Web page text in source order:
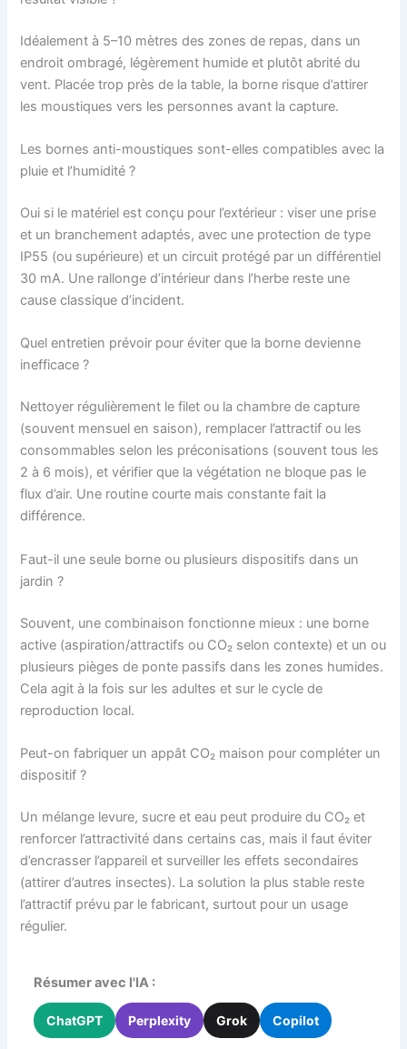
Idéalement à 5–10 mètres des zones de repas, dans un
endroit ombragé, légèrement humide et plutôt abrité du
vent. Placée trop près de la table, la borne risque d’attirer
les moustiques vers les personnes avant la capture.
Les bornes anti-moustiques sont-elles compatibles avec la
pluie et l’humidité ?
Oui si le matériel est conçu pour l’extérieur : viser une prise
et un branchement adaptés, avec une protection de type
IP55 (ou supérieure) et un circuit protégé par un différentiel
30 mA. Une rallonge d’intérieur dans l’herbe reste une
cause classique d’incident.
Quel entretien prévoir pour éviter que la borne devienne
inefficace ?
Nettoyer régulièrement le filet ou la chambre de capture
(souvent mensuel en saison), remplacer l’attractif ou les
consommables selon les préconisations (souvent tous les
2 à 6 mois), et vérifier que la végétation ne bloque pas le
flux d’air. Une routine courte mais constante fait la
différence.
Faut-il une seule borne ou plusieurs dispositifs dans un
jardin ?
Souvent, une combinaison fonctionne mieux : une borne
active (aspiration/attractifs ou CO₂ selon contexte) et un ou
plusieurs pièges de ponte passifs dans les zones humides.
Cela agit à la fois sur les adultes et sur le cycle de
reproduction local.
Peut-on fabriquer un appât CO₂ maison pour compléter un
dispositif ?
Un mélange levure, sucre et eau peut produire du CO₂ et
renforcer l’attractivité dans certains cas, mais il faut éviter
d’encrasser l’appareil et surveiller les effets secondaires
(attirer d’autres insectes). La solution la plus stable reste
l’attractif prévu par le fabricant, surtout pour un usage
régulier.
Résumer avec l'IA :
ChatGPT Perplexity Grok Copilot